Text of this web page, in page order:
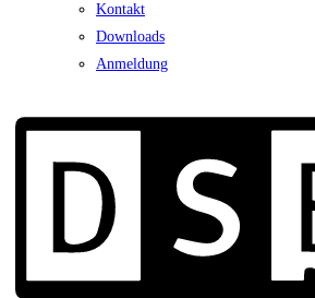
Kontakt
Downloads
Anmeldung